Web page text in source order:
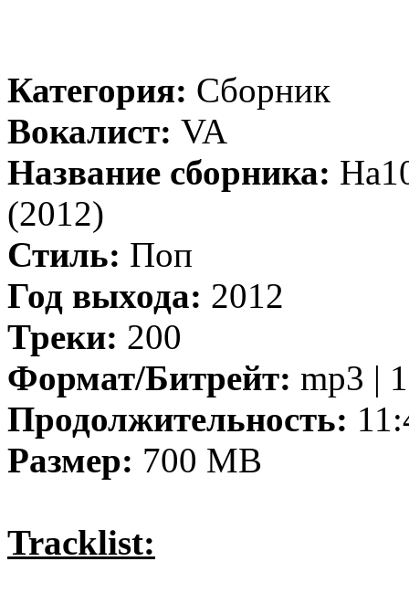
Категория: Сборник
Вокалист: VA
Название сборника:
(2012)
Стиль: Поп
Год выхода: 2012
Треки: 200
Формат/Битрейт: mp3 |
Продолжительность:
Размер: 700 MB
Tracklist: